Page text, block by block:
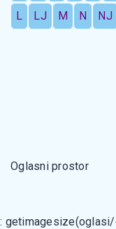
L LJ M N NJ
Oglasni prostor
: